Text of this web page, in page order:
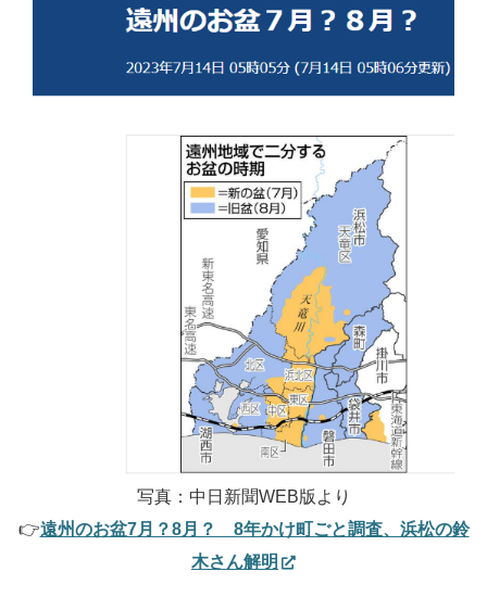
写真：中日新聞WEB版より
👉遠州のお盆7月？8月？ 8年かけ町ごと調査、浜松の鈴
木さん解明